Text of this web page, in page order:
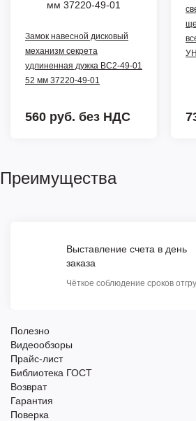
Замок навесной дисковый
механизм секрета
удлиненная дужка ВС2-49-01
52 мм 37220-49-01
560 руб. без НДС
Преимущества
Выставление счета в день
заказа
Чёткое соблюдение сроков
Полезно
Видеообзоры
Прайс-лист
Библиотека ГОСТ
Возврат
Гарантия
Поверка